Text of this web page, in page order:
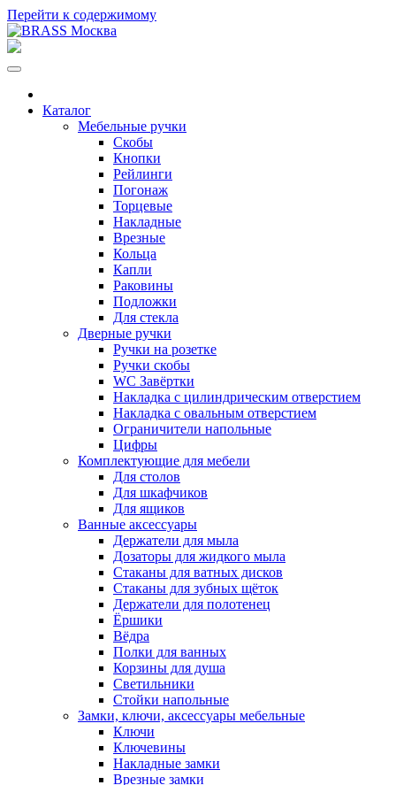
Перейти к содержимому
Каталог
Мебельные ручки
Скобы
Кнопки
Рейлинги
Погонаж
Торцевые
Накладные
Врезные
Кольца
Капли
Раковины
Подложки
Для стекла
Дверные ручки
Ручки на розетке
Ручки скобы
WC Завёртки
Накладка с цилиндрическим отверстием
Накладка с овальным отверстием
Ограничители напольные
Цифры
Комплектующие для мебели
Для столов
Для шкафчиков
Для ящиков
Ванные аксессуары
Держатели для мыла
Дозаторы для жидкого мыла
Стаканы для ватных дисков
Стаканы для зубных щёток
Держатели для полотенец
Ёршики
Вёдра
Полки для ванных
Корзины для душа
Светильники
Стойки напольные
Замки, ключи, аксессуары мебельные
Ключи
Ключевины
Накладные замки
Врезные замки